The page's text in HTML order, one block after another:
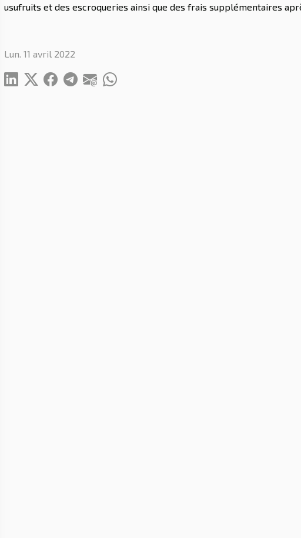
usufruits et des escroqueries ainsi que des frais supplémentaires
Lun. 11 avril 2022